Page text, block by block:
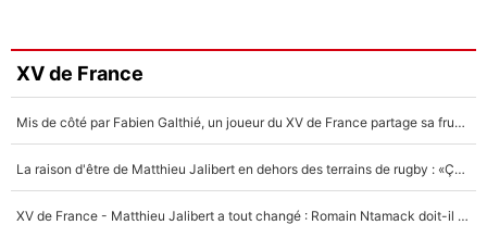
XV de France
Mis de côté par Fabien Galthié, un joueur du XV de France partage sa frustration : «ils ne me l’ont pas dit tout de suite»
La raison d'être de Matthieu Jalibert en dehors des terrains de rugby : «Ça m'atteint autant que si tu touches à un membre de ma famille»
XV de France - Matthieu Jalibert a tout changé : Romain Ntamack doit-il s’inquiéter pour sa place à un an de la Coupe du monde ?